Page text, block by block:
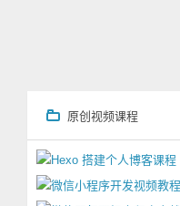
原创视频课程